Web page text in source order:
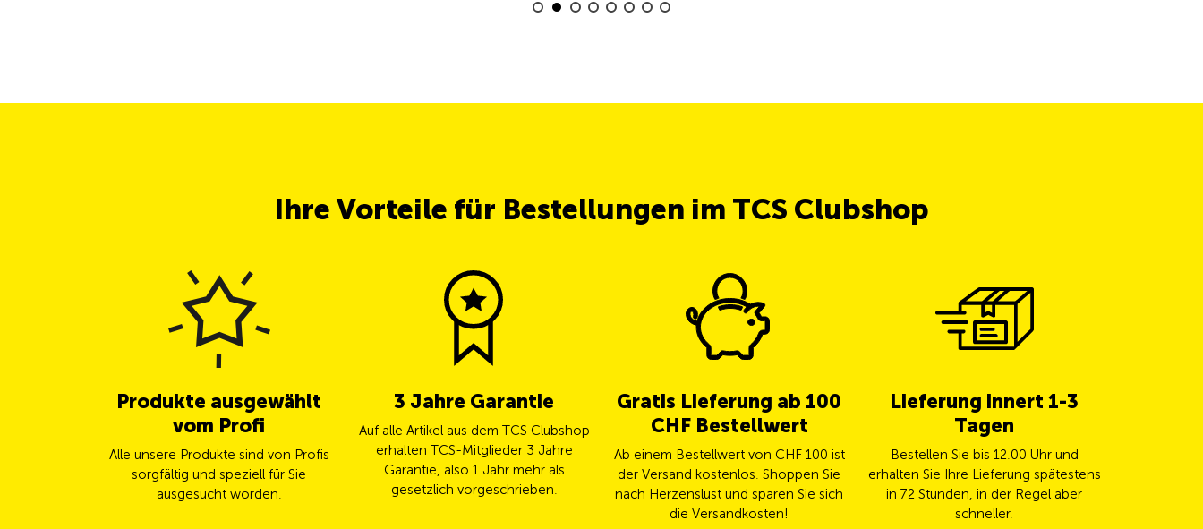
Ihre Vorteile für Bestellungen im TCS Clubshop
Produkte ausgewählt
vom Profi
Alle unsere Produkte sind von Profis
sorgfältig und speziell für Sie
ausgesucht worden.
3 Jahre Garantie
Auf alle Artikel aus dem TCS Clubshop
erhalten TCS-Mitglieder 3 Jahre
Garantie, also 1 Jahr mehr als
gesetzlich vorgeschrieben.
Gratis Lieferung ab 100
CHF Bestellwert
Ab einem Bestellwert von CHF 100 ist
der Versand kostenlos. Shoppen Sie
nach Herzenslust und sparen Sie sich
die Versandkosten!
Lieferung innert 1-3
Tagen
Bestellen Sie bis 12.00 Uhr und
erhalten Sie Ihre Lieferung spätestens
in 72 Stunden, in der Regel aber
schneller.